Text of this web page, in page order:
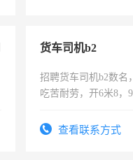
货车司机b2
招聘货车司机b2数名
吃苦耐劳，开6米8，
查看联系方式